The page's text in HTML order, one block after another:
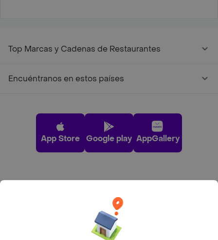
Top Marcas y Cadenas de Restaurantes
Encuéntranos en estos países
App Store Google play AppGallery